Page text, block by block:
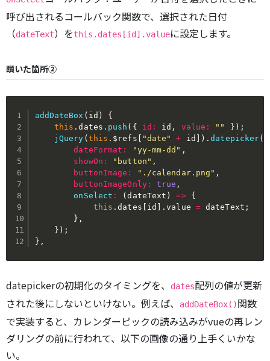
呼び出されるコールバック関数で、選択された日付
（dateText）をthis.dates[id].valueに設定します。
躓いた箇所②
addDateBox ( id )
{
this .dates . push ( { id : id , value : "" } ) ;
jQuery ( this . $refs "date" + id ) .datepicker(
dateFormat : "yy-mm-dd" ,
showOn : "button" ,
buttonImage : "./calendar.png" ,
buttonImageOnly: true ,
onSelect : (dateText ) =>
{
this .dates id .value = dateText ;
} ,
} ) ;
} ,
datepickerの初期化のタイミングを、 dates配列の値が更新
された後にしないといけない。例えば、
addDateBox()関数
で実装すると、カレンダーピックの読み込みがvueの再レン
ダリングの前に行われて、以下の画像の通り上手くいかな
い。